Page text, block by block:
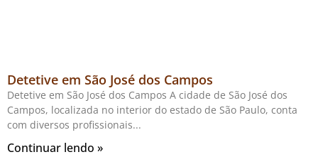
Detetive em São José dos Campos
Detetive em São José dos Campos A cidade de São José dos
Campos, localizada no interior do estado de São Paulo, conta
com diversos profissionais
Continuar lendo »